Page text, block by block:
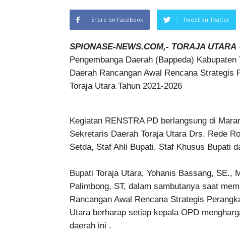
Share on Facebook Tweet on Twitter
SPIONASE-NEWS.COM,- TORAJA UTARA
Pengembanga Daerah (Bappeda)
Daerah Rancangan Awal Rencana Strategis
Toraja Utara Tahun 2021-2026
Kegiatan RENSTRA PD berlangsung di
Sekretaris Daerah Toraja Utara Drs. Rede
Setda, Staf Ahli Bupati, Staf Khusus Bupati
Bupati Toraja Utara, Yohanis Bassang, SE.,
Palimbong, ST, dalam sambutanya saat
Rancangan Awal Rencana Strategis
Utara berharap setiap kepala OPD
daerah ini .